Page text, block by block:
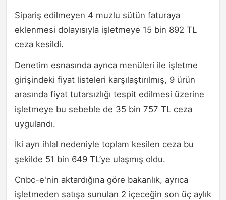
Sipariş edilmeyen 4 muzlu sütün faturaya
eklenmesi dolayısıyla işletmeye 15 bin 892 TL
ceza kesildi.
Denetim esnasında ayrıca menüleri ile işletme
girişindeki fiyat listeleri karşılaştırılmış, 9 ürün
arasında fiyat tutarsızlığı tespit edilmesi üzerine
işletmeye bu sebeble de 35 bin 757 TL ceza
uygulandı.
İki ayrı ihlal nedeniyle toplam kesilen ceza bu
şekilde 51 bin 649 TL’ye ulaşmış oldu.
Cnbc-e'nin aktardığına göre bakanlık, ayrıca
işletmeden satışa sunulan 2 içeceğin son üç aylık